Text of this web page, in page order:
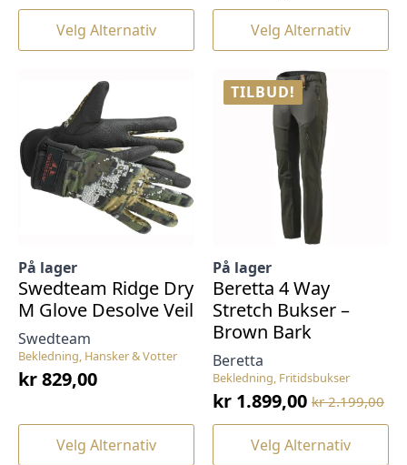
Velg Alternativ
Dette
produktet
varianter.
Alternativene
kan
velges
på
produktsiden
Velg Alternativ
Dette
produktet
flere
varianter.
Alternativene
produktsiden
Bekledning, Hansker & Votter
Swedteam
På lager
Swedteam Ridge Dry
M Glove Desolve Veil
kr829,00
Velg Alternativ
Dette
produktet
TILBUD!
Bekledning, Fritidsbukser
Beretta
På lager
Beretta 4 Way
Stretch Bukser –
Brown Bark
kr2.199,00
Opprinnelig
pris
kr 1.899,00
Nåværende
pris
Velg Alternativ
Dette
produktet